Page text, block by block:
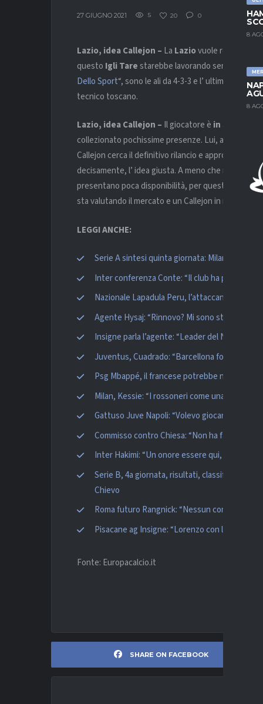
8
8
27 GIUGNO 2021 5 20 0
Lazio, idea Callejon – La Laziovuole regalare a
questo Igli Tarestarebbe lavorando senza sosta.
Dello Sport“, sono le ali da 4-3-3 e l’ ultima idea
tecnico toscano.
Lazio, idea Callejon – Il giocatore è in scadenza
collezionato pochissime presenze. Lui, a 34 anni,
Callejon cerca il definitivo rilancio e approdare alla
decisamente, l’ idea giusta. A meno che non
presentano poca disponibilità, per questo
sta valutando il mercato e un Callejon in maglia
LEGGI ANCHE:
Serie A sintesi quinta giornata: Milan ancora
Inter conferenza Conte: “Il club ha preso
Nazionale Lapadula Peru, l’attaccante vuole
Agente Hysaj: “Rinnovo? Mi sono stancato,
Insigne parla l’agente: “Leader del Napoli
Juventus, Cuadrado: “Barcellona fortissimo,
Psg Mbappé, il francese potrebbe non
Milan, Kessie: “I rossoneri come una seconda
Gattuso Juve Napoli: “Volevo giocarla, ho
Commisso contro Chiesa: “Non ha fatto la cosa
Inter Hakimi: “Un onore essere qui, voglio
Serie B, 4a giornata, risultati, classifica e
Chievo
Roma futuro Rangnick: “Nessun contatto.
Pisacane ag Insigne: “Lorenzo con l’Az?
Fonte: Europacalcio.it
SHARE ON FACEBOOK